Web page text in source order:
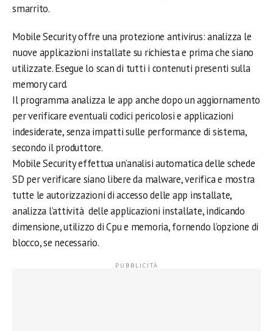
smarrito.
Mobile Security offre una protezione antivirus: analizza le
nuove applicazioni installate su richiesta e prima che siano
utilizzate. Esegue lo scan di tutti i contenuti presenti sulla
memory card.
Il programma analizza le app anche dopo un aggiornamento
per verificare eventuali codici pericolosi e applicazioni
indesiderate, senza impatti sulle performance di sistema,
secondo il produttore.
Mobile Security effettua un’analisi automatica delle schede
SD per verificare siano libere da malware, verifica e mostra
tutte le autorizzazioni di accesso delle app installate,
analizza l’attività delle applicazioni installate, indicando
dimensione, utilizzo di Cpu e memoria, fornendo l’opzione di
blocco, se necessario.